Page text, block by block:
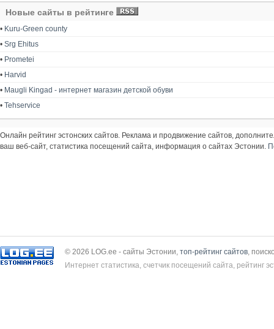
Новые сайты в рейтинге
• Kuru-Green county
• Srg Ehitus
• Prometei
• Harvid
• Maugli Kingad - интернет магазин детской обуви
• Tehservice
Онлайн рейтинг эстонских сайтов. Реклама и продвижение сайтов,
ваш веб-сайт, статистика посещений сайта, информация о сайтах Эстонии.
© 2026 LOG.ee - сайты Эстонии, топ-рейтинг сайтов ,
Интернет статистика, счетчик посещений сайта, рейтинг